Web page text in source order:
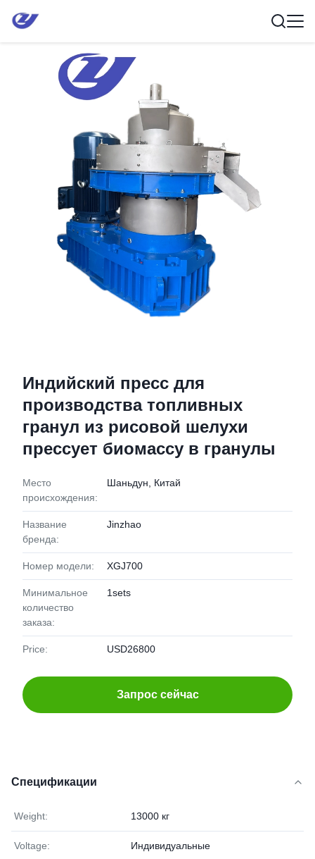
Индийский пресс для
производства топливных
гранул из рисовой шелухи
прессует биомассу в гранулы
Место
происхождения:
Шаньдун, Китай
Название
бренда:
Jinzhao
Номер модели: XGJ700
Минимальное
количество
заказа:
1sets
Price: USD26800
Запрос сейчас
Спецификации
Weight: 13000 кг
Voltage: Индивидуальные